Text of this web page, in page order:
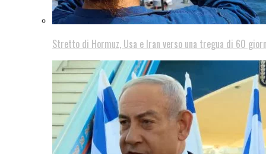
Stretto di Hormuz, Usa e Iran verso una tregua di 60